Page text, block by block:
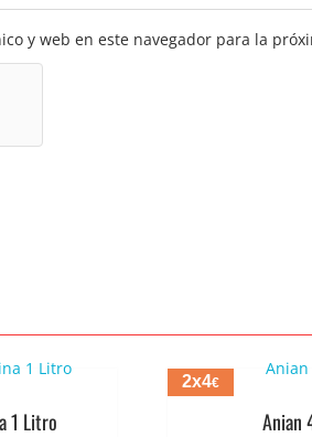
y web en este navegador para la
1 Litro
2x4€
Anian